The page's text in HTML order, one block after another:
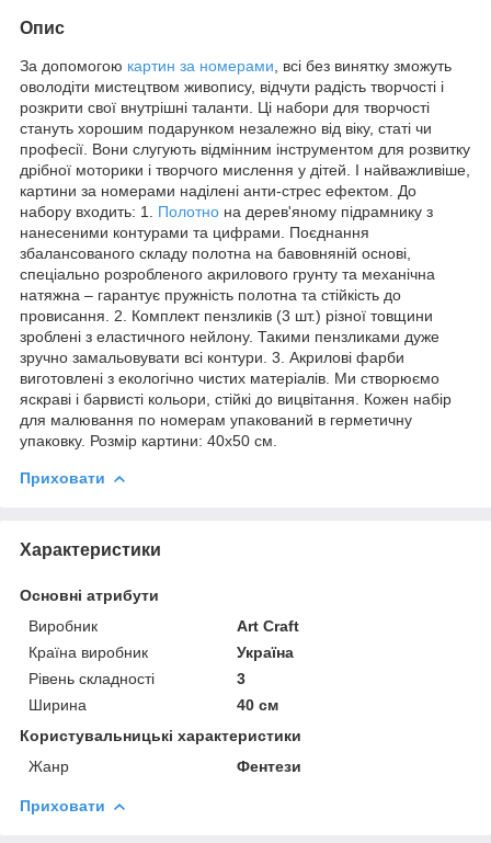
Опис
За допомогою картин за номерами , всі без винятку зможуть
оволодіти мистецтвом живопису, відчути радість творчості і
розкрити свої внутрішні таланти. Ці набори для творчості
стануть хорошим подарунком незалежно від віку, статі чи
професії. Вони слугують відмінним інструментом для розвитку
дрібної моторики і творчого мислення у дітей. І найважливіше,
картини за номерами наділені анти-стрес ефектом. До
набору входить: 1. Полотно на дерев'яному підрамнику з
нанесеними контурами та цифрами. Поєднання
збалансованого складу полотна на бавовняній основі,
спеціально розробленого акрилового грунту та механічна
натяжна – гарантує пружність полотна та стійкість до
провисання. 2. Комплект пензликів (3 шт.) різної товщини
зроблені з еластичного нейлону. Такими пензликами дуже
зручно замальовувати всі контури. 3. Акрилові фарби
виготовлені з екологічно чистих матеріалів. Ми створюємо
яскраві і барвисті кольори, стійкі до вицвітання. Кожен набір
для малювання по номерам упакований в герметичну
упаковку. Розмір картини: 40х50 см.
Приховати
Характеристики
Основні атрибути
Виробник
Art Craft
Країна виробник
Україна
Рівень складності
3
Ширина
40 см
Користувальницькі характеристики
Жанр
Фентези
Приховати